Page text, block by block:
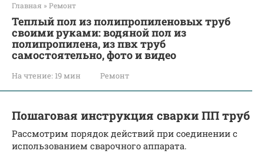
Главная » Ремонт
Теплый пол из полипропиленовых труб
своими руками: водяной пол из
полипропилена, из пвх труб
самостоятельно, фото и видео
На чтение: 19 мин Ремонт
Пошаговая инструкция сварки ПП труб
Рассмотрим порядок действий при соединении с
использованием сварочного аппарата.